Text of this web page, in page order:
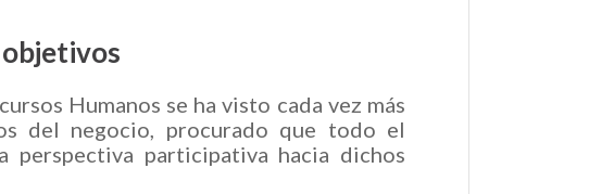
Humanos se ha visto cada vez más
del negocio, procurado que todo el
perspectiva participativa hacia dichos